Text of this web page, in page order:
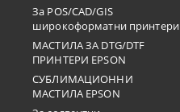
За POS/CAD/GIS
широкоформатни принтери
МАСТИЛА ЗА DTG/DTF
ПРИНТЕРИ EPSON
СУБЛИМАЦИОННИ
МАСТИЛА EPSON